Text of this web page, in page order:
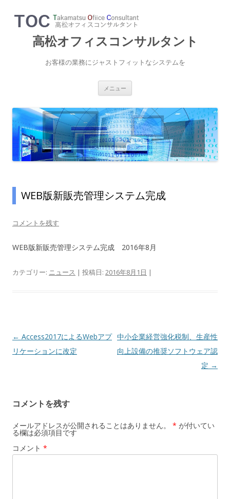
高松オフィスコンサルタント
お客様の業務にジャストフィットなシステムを
メニュー
ン
ツ
へ
ス
キ
ッ
プ
WEB版新販売管理システム完成
コメントを残す
WEB版新販売管理システム完成 2016年8月
カテゴリー: ニュース | 投稿日: 2016年8月1日 |
投
稿
ー
シ
ョ
ン
← Access2017によるWebアプ
リケーションに改定
中小企業経営強化税制、生産性
向上設備の推奨ソフトウェア認
定 →
コメントを残す
メールアドレスが公開されることはありません。 * が付いてい
る欄は必須項目です
コメント *